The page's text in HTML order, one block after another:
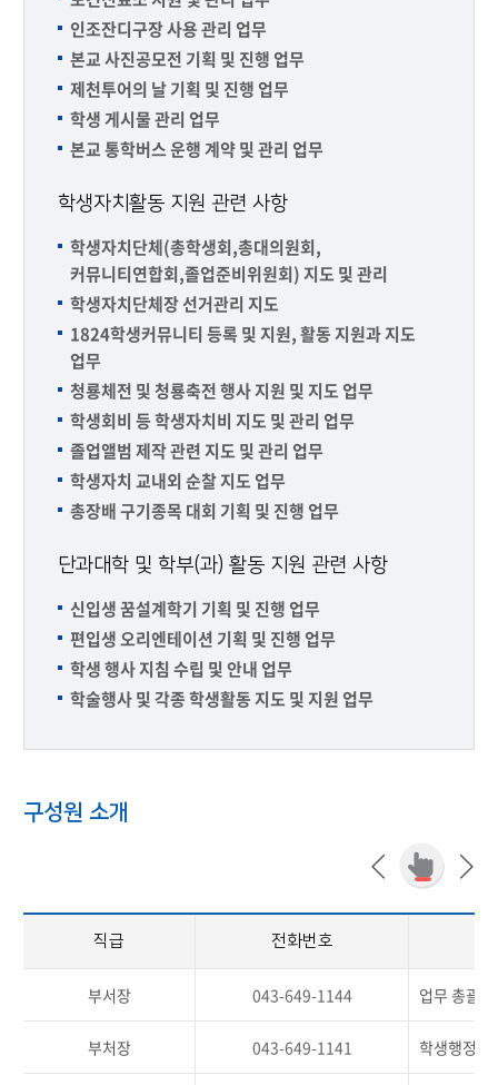
인조잔디구장 사용 관리 업무
본교 사진공모전 기획 및 진행 업무
제천투어의 날 기획 및 진행 업무
학생 게시물 관리 업무
본교 통학버스 운행 계약 및 관리 업무
학생자치활동 지원 관련 사항
학생자치단체(총학생회,총대의원회,
커뮤니티연합회,졸업준비위원회) 지도 및 관리
학생자치단체장 선거관리 지도
1824학생커뮤니티 등록 및 지원, 활동 지원과 지도
업무
청룡체전 및 청룡축전 행사 지원 및 지도 업무
학생회비 등 학생자치비 지도 및 관리 업무
졸업앨범 제작 관련 지도 및 관리 업무
학생자치 교내외 순찰 지도 업무
총장배 구기종목 대회 기획 및 진행 업무
단과대학 및 학부(과) 활동 지원 관련 사항
신입생 꿈설계학기 기획 및 진행 업무
편입생 오리엔테이션 기획 및 진행 업무
학생 행사 지침 수립 및 안내 업무
학술행사 및 각종 학생활동 지도 및 지원 업무
구성원 소개
직급 전화번호
부서장 043-649-1144 업무 총괄
부처장 043-649-1141 학생행정,